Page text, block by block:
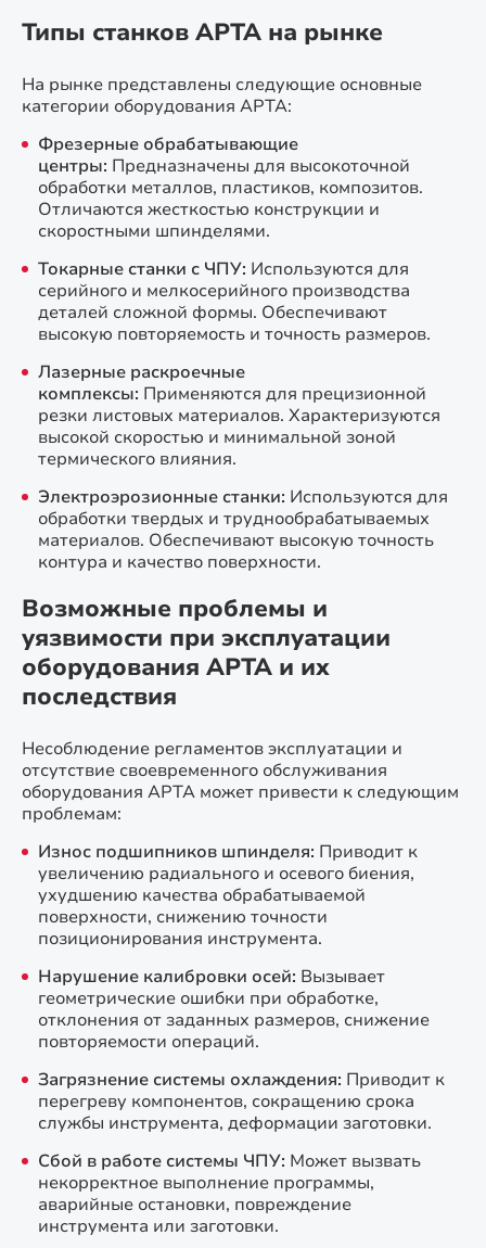
Типы станков АРТА на рынке
На рынке представлены следующие основные
категории оборудования АРТА:
Фрезерные обрабатывающие
центры: Предназначены для высокоточной
обработки металлов, пластиков, композитов.
Отличаются жесткостью конструкции и
скоростными шпинделями.
Токарные станки с ЧПУ: Используются для
серийного и мелкосерийного производства
деталей сложной формы. Обеспечивают
высокую повторяемость и точность размеров.
Лазерные раскроечные
комплексы: Применяются для прецизионной
резки листовых материалов. Характеризуются
высокой скоростью и минимальной зоной
термического влияния.
Электроэрозионные станки: Используются для
обработки твердых и труднообрабатываемых
материалов. Обеспечивают высокую точность
контура и качество поверхности.
Возможные проблемы и
уязвимости при эксплуатации
оборудования АРТА и их
последствия
Несоблюдение регламентов эксплуатации и
отсутствие своевременного обслуживания
оборудования АРТА может привести к следующим
проблемам:
Износ подшипников шпинделя: Приводит к
увеличению радиального и осевого биения,
ухудшению качества обрабатываемой
поверхности, снижению точности
позиционирования инструмента.
Нарушение калибровки осей: Вызывает
геометрические ошибки при обработке,
отклонения от заданных размеров, снижение
повторяемости операций.
Загрязнение системы охлаждения: Приводит к
перегреву компонентов, сокращению срока
службы инструмента, деформации заготовки.
Сбой в работе системы ЧПУ: Может вызвать
некорректное выполнение программы,
аварийные остановки, повреждение
инструмента или заготовки.